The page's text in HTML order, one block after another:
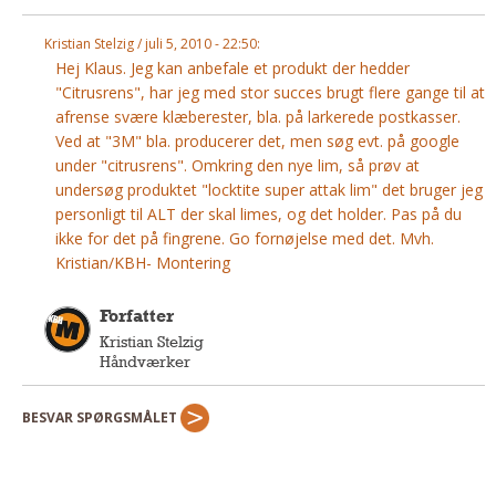
Andet
RENGØRING
Rengøring Af Overflader
Pletleksikon
Kristian Stelzig / juli 5, 2010 - 22:50:
Hej Klaus. Jeg kan anbefale et produkt der hedder
"Citrusrens", har jeg med stor succes brugt flere gange til at
afrense svære klæberester, bla. på larkerede postkasser.
Ved at "3M" bla. producerer det, men søg evt. på google
under "citrusrens". Omkring den nye lim, så prøv at
undersøg produktet "locktite super attak lim" det bruger jeg
personligt til ALT der skal limes, og det holder. Pas på du
ikke for det på fingrene. Go fornøjelse med det. Mvh.
Kristian/KBH- Montering
Forfatter
Kristian Stelzig
Håndværker
BESVAR SPØRGSMÅLET